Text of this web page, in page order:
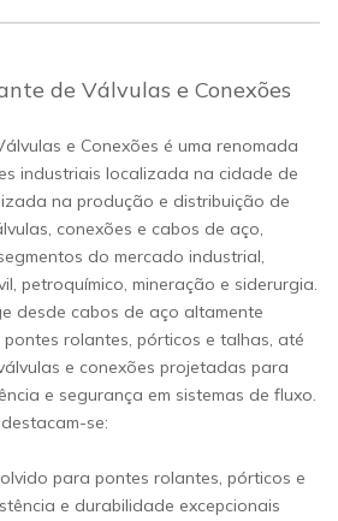
de Válvulas e Conexões
e Conexões é uma renomada
industriais localizada na cidade de
na produção e distribuição de
conexões e cabos de aço,
do mercado industrial,
petroquímico, mineração e siderurgia.
desde cabos de aço altamente
rolantes, pórticos e talhas, até
e conexões projetadas para
e segurança em sistemas de fluxo.
se:
para pontes rolantes, pórticos e
e durabilidade excepcionais